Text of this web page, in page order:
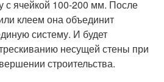
с ячейкой 100-200 мм. После
клеем она объединит
систему. И будет
несущей стены при
строительства.